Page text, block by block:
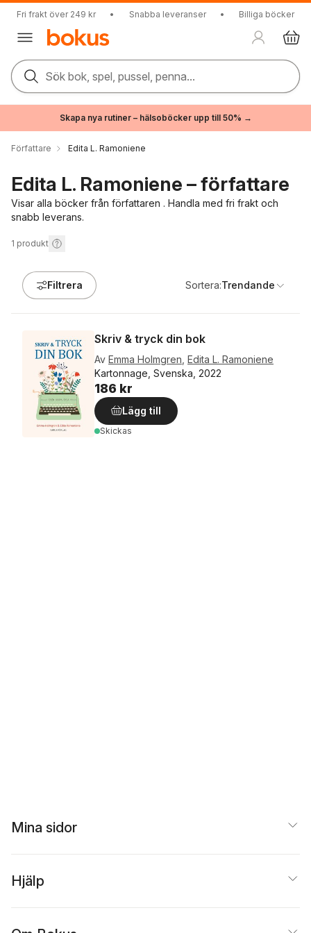
Fri frakt över 249 kr • Snabba leveranser • Billiga böcker
Sök bok, spel, pussel, penna...
Skapa nya rutiner – hälsoböcker upp till 50% →
Författare Edita L. Ramoniene
Edita L. Ramoniene – författare
Visar alla böcker från författaren . Handla med fri frakt och
snabb leverans.
1 produkt
Filtrera Sortera:Trendande
Skriv & tryck din bok
Av Emma Holmgren Edita L. Ramoniene
Kartonnage, Svenska, 2022
186 kr
Lägg till
Skickas
Mina sidor
Hjälp